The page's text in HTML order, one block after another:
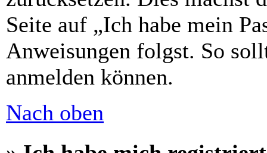
Seite auf „Ich habe mein
Anweisungen folgst. So
anmelden können.
Nach oben